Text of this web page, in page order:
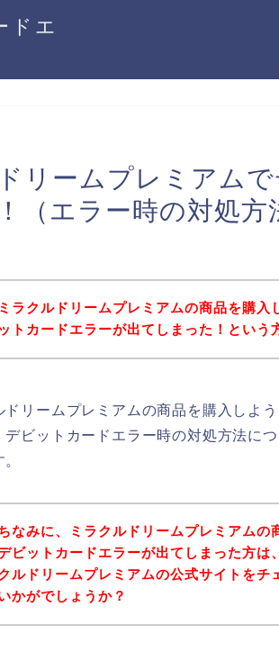
ドエ
リームプレミアム
（エラー時の対処方
ミラクルドリームプレミアムの商品を購入
ットカードエラーが出てしまった！という
ドリームプレミアムの商品を購入しよ
デビットカードエラー時の対処方法に
なみに、ミラクルドリームプレミアムの
ビットカードエラーが出てしまった方は
ルドリームプレミアムの公式サイトをチ
かがでしょうか？